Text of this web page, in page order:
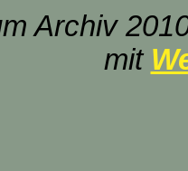
Archiv
mit